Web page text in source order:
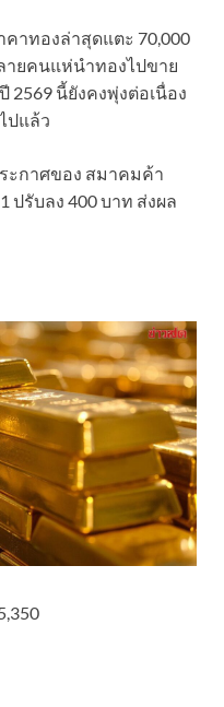
าทองล่าสุดแตะ 70,000
ายคนแห่นำทองไปขาย
2569 นี้ยังคงพุ่งต่อเนื่อง
ปแล้ว
ะกาศของ สมาคมค้า
ปรับลง 400 บาท ส่งผล